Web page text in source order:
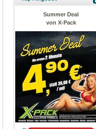
Summer Deal
von X-Pack